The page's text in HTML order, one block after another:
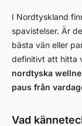
I Nordtyskland
spavistelser. Är
bästa vän eller
definitivt att hitta
nordtyska
paus från
Vad